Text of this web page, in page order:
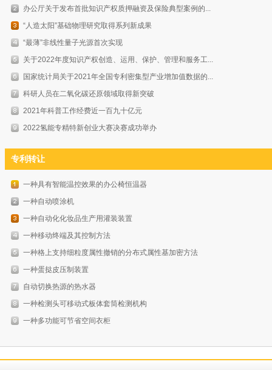
办公厅关于发布首批知识产权质押融资及保险典型案例的...
“人造太阳”基础物理研究取得系列新成果
“最薄”非线性量子光源首次实现
关于2022年度知识产权创造、运用、保护、管理和服务工...
国家统计局关于2021年全国专利密集型产业增加值数据的...
科研人员在二氧化碳还原领域取得新突破
2021年科普工作经费近一百九十亿元
2022氢能专精特新创业大赛决赛成功举办
专利转让
一种具有智能温控效果的办公椅恒温器
一种自动喷涂机
一种自动化化妆品生产用灌装装置
一种移动终端及其控制方法
一种格上支持细粒度属性撤销的分布式属性基加密方法
一种蛋挞皮压制装置
自动切换热源的热水器
一种检测头可移动式板体套筒检测机构
一种多功能可节省空间衣柜